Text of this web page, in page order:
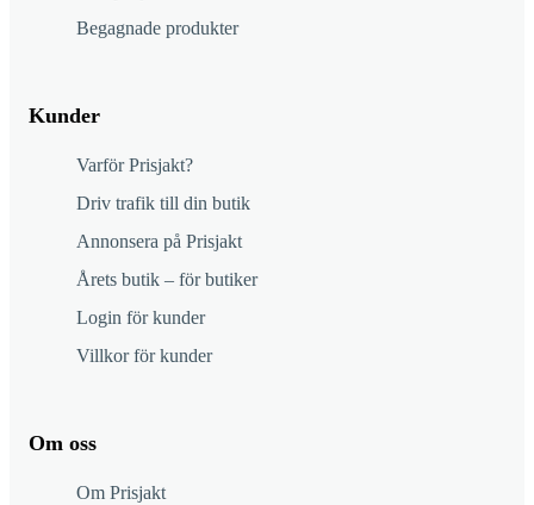
Begagnade produkter
Kunder
Varför Prisjakt?
Driv trafik till din butik
Annonsera på Prisjakt
Årets butik – för butiker
Login för kunder
Villkor för kunder
Om oss
Om Prisjakt